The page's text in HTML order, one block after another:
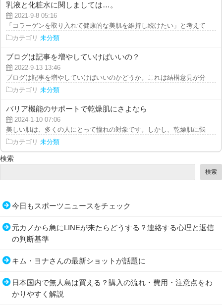
乳液と化粧水に関しましては…。
2021-9-8 05:16
「コラーゲンを取り入れて健康的な美肌を維持し続けたい」と考えている
カテゴリ 未分類
ブログは記事を増やしていけばいいの？
2022-9-13 13:46
ブログは記事を増やしていけばいいのかどうか。これは結構意見が分かれ
カテゴリ 未分類
バリア機能のサポートで乾燥肌にさよなら
2024-1-10 07:06
美しい肌は、多くの人にとって憧れの対象です。しかし、乾燥肌に悩んで
カテゴリ 未分類
検索
検索
今日もスポーツニュースをチェック
元カノから急にLINEが来たらどうする？連絡する心理と返信
の判断基準
キム・ヨナさんの最新ショットが話題に
日本国内で無人島は買える？購入の流れ・費用・注意点をわ
かりやすく解説